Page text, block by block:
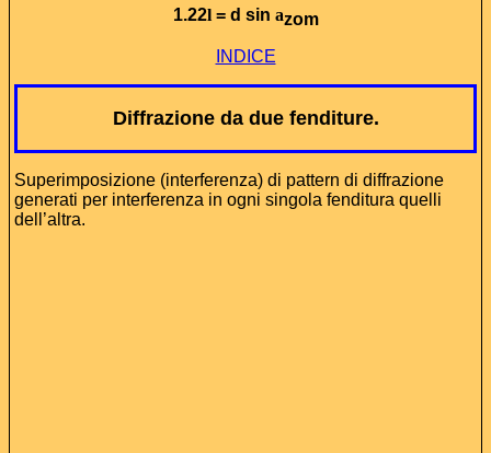
1.22l= d sin azom
INDICE
Diffrazione da due fenditure.
Superimposizione (interferenza) di pattern di diffrazione
generati per interferenza in ogni singola fenditura quelli
dell’altra.